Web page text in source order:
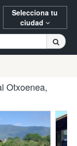
Selecciona tu
ciudad
Otxoenea,